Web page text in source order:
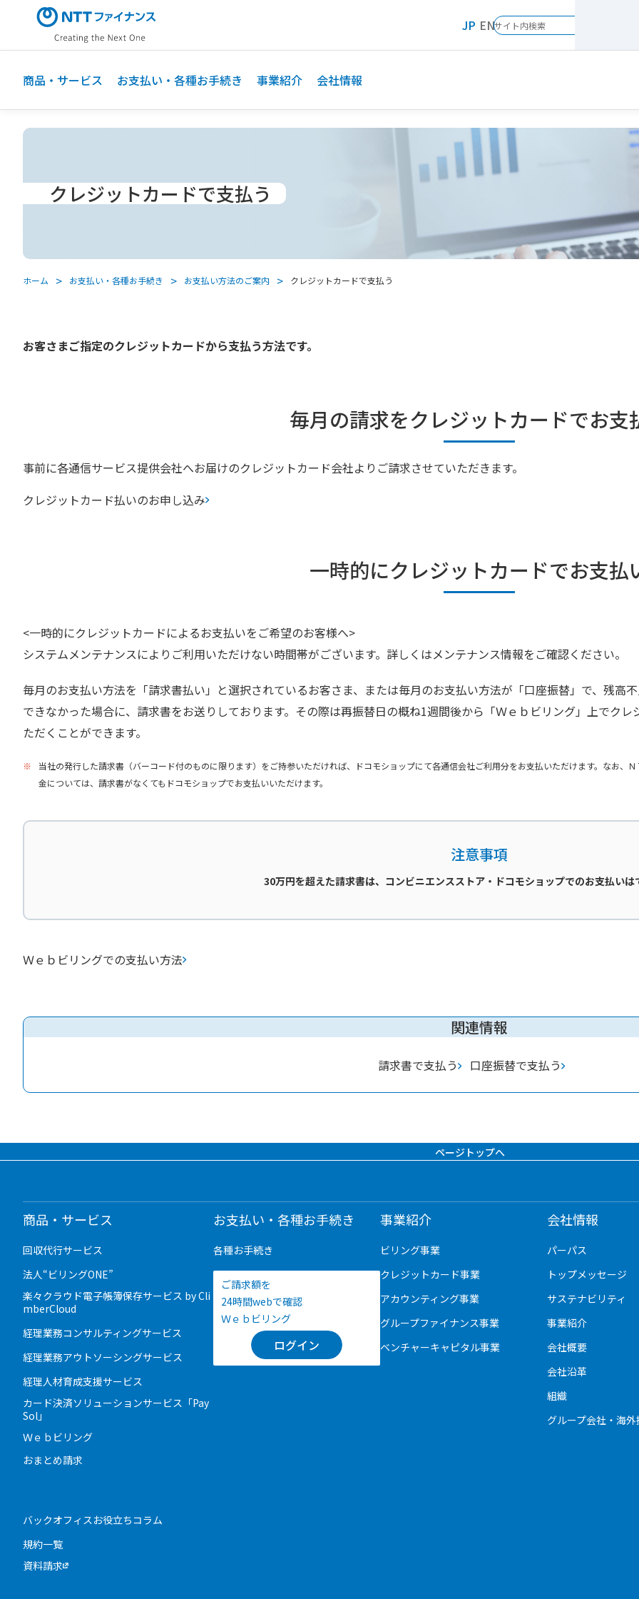
ン
JP EN
商品・サービス お支払い・各種お手続き 事業紹介 会社情報
クレジットカードで支払う
ホーム お支払い・各種お手続き お支払い方法のご案内 クレジットカードで支払う
お客さまご指定のクレジットカードから支払う方法です。
毎月の請求をクレジットカードでお支
事前に各通信サービス提供会社へお届けのクレジットカード会社よりご請求させていただきます。
クレジットカード払いのお申し込み
一時的にクレジットカードでお支払
<一時的にクレジットカードによるお支払いをご希望のお客様へ>
システムメンテナンスによりご利用いただけない時間帯がございます。詳しくはメンテナンス情報をご確認ください。
毎月のお支払い方法を「請求書払い」と選択されているお客さま、または毎月のお支払い方法が「口座振替」で、残高
できなかった場合に、請求書をお送りしております。その際は再振替日の概ね1週間後から「Ｗｅｂビリング」上でク
ただくことができます。
※
当社の発行した請求書（バーコード付のものに限ります）をご持参いただければ、ドコモショップにて各通信会社ご利用分をお支払いただけます。なお、
金については、請求書がなくてもドコモショップでお支払いいただけます。
注意事項
30万円を超えた請求書は、コンビニエンスストア・ドコモショップでのお支払いは
Ｗｅｂビリングでの支払い方法
関連情報
請求書で支払う 口座振替で支払う
ページトップへ
商品・サービス
回収代行サービス
法人“ビリングONE”
楽々クラウド電子帳簿保存サービス by Cli
mberCloud
経理業務コンサルティングサービス
経理業務アウトソーシングサービス
経理人材育成支援サービス
カード決済ソリューションサービス「Pay
Sol」
Ｗｅｂビリング
おまとめ請求
バックオフィスお役立ちコラム
規約一覧
資料請求
お支払い・各種お手続き
各種お手続き
ご請求額を
24時間webで確認
Ｗｅｂビリング
ログイン
事業紹介
ビリング事業
クレジットカード事業
アカウンティング事業
グループファイナンス事業
ベンチャーキャピタル事業
会社情報
パーパス
トップメッセージ
サステナビリティ
事業紹介
会社概要
会社沿革
組織
グループ会社・海